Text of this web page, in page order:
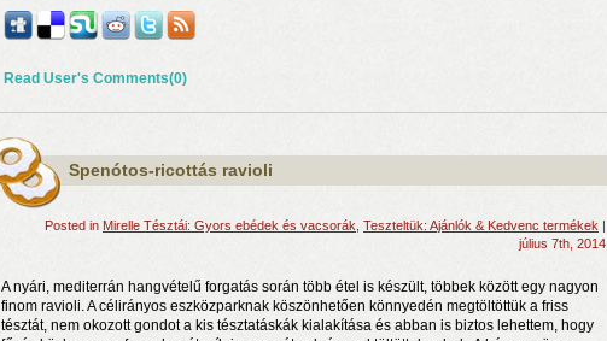
Read User's Comments(0)
Spenótos-ricottás ravioli
Posted in Mirelle Tésztái: Gyors ebédek és vacsorák Teszteltük: Ajánlók & Kedvenc termékek |
július 7th, 2014
A nyári, mediterrán hangvételű forgatás során több étel is készült, többek között egy nagyon
finom ravioli. A célirányos eszközparknak köszönhetően könnyedén megtöltöttük a friss
tésztát, nem okozott gondot a kis tésztatáskák kialakítása és abban is biztos lehettem, hogy